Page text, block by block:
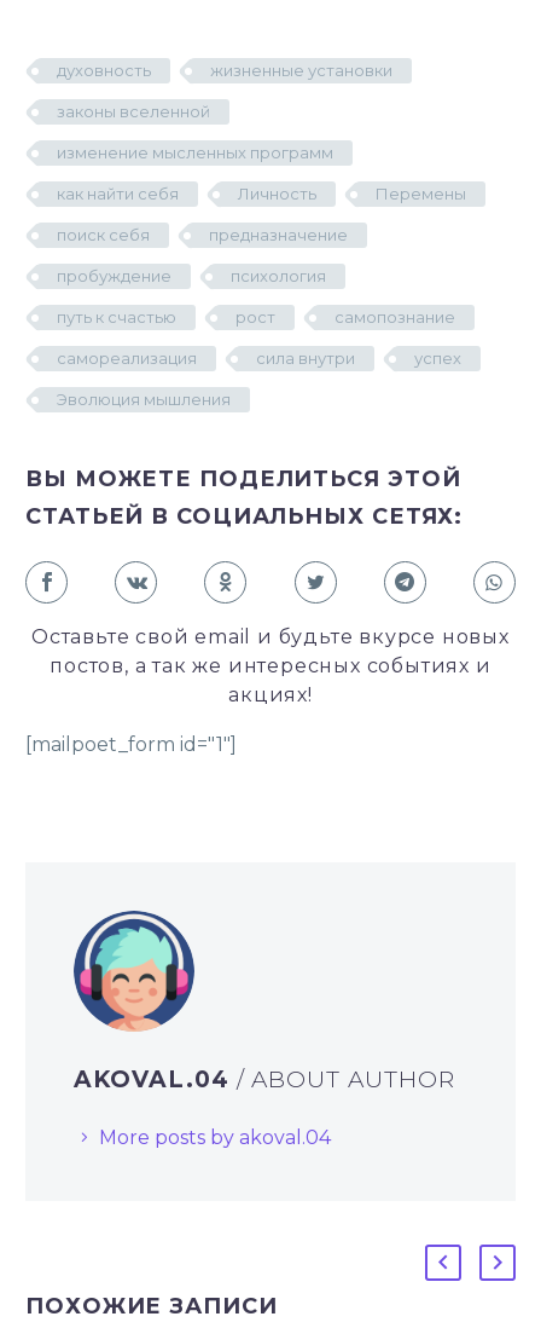
духовность жизненные установки
законы вселенной
изменение мысленных программ
как найти себя Личность Перемены
поиск себя предназначение
пробуждение психология
путь к счастью рост самопознание
самореализация сила внутри успех
Эволюция мышления
ВЫ МОЖЕТЕ ПОДЕЛИТЬСЯ ЭТОЙ
СТАТЬЕЙ В СОЦИАЛЬНЫХ СЕТЯХ:
Оставьте свой email и будьте вкурсе новых
постов, а так же интересных событиях и
акциях!
[mailpoet_form id="1"]
AKOVAL.04 / ABOUT AUTHOR
More posts by akoval.04
ПОХОЖИЕ ЗАПИСИ